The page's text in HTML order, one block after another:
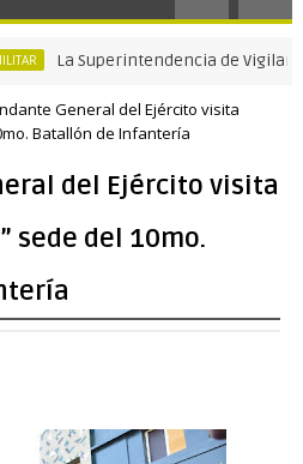
La Superintendencia de Vigilancia y
General del Ejército visita
Batallón de Infantería
del Ejército visita
sede del 10mo.